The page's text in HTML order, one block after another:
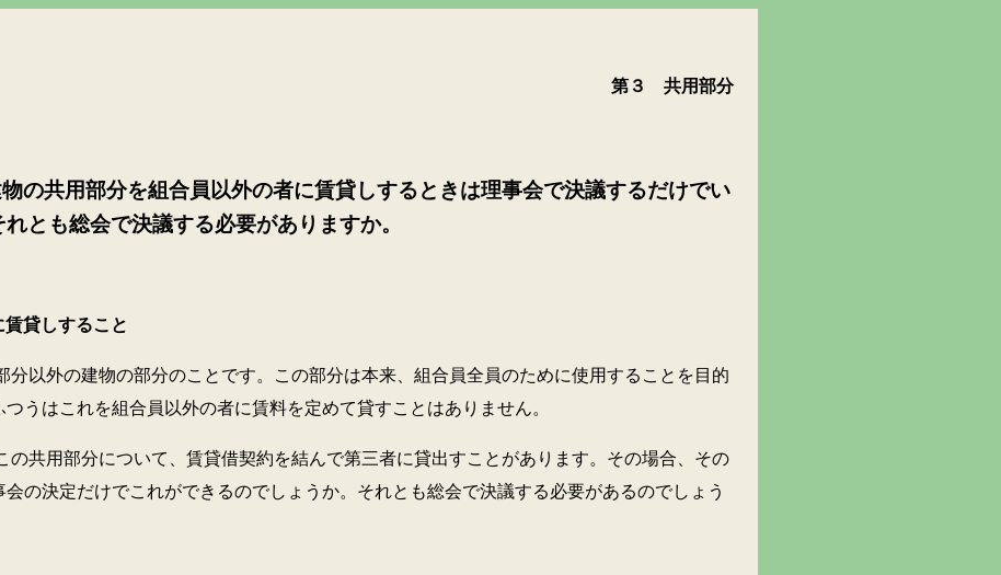
第３ 共用部分
の共用部分を組合員以外の者に賃貸しするときは理事会で決議するだけでい
とも総会で決議する必要がありますか。
賃貸しすること
の建物の部分のことです。この部分は本来、組合員全員のために使用することを目的
うはこれを組合員以外の者に賃料を定めて貸すことはありません。
部分について、賃貸借契約を結んで第三者に貸出すことがあります。その場合、その
の決定だけでこれができるのでしょうか。それとも総会で決議する必要があるのでしょう